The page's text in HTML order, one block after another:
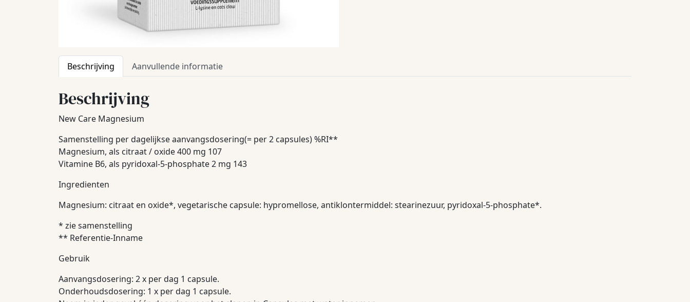
Beschrijving Aanvullende informatie
Beschrijving
New Care Magnesium
Samenstelling per dagelijkse aanvangsdosering(= per 2 capsules) %RI**
Magnesium, als citraat / oxide 400 mg 107
Vitamine B6, als pyridoxal-5-phosphate 2 mg 143
Ingredienten
Magnesium: citraat en oxide*, vegetarische capsule: hypromellose, antiklontermiddel: stearinezuur, pyridoxal-5-phosphate*.
* zie samenstelling
** Referentie-Inname
Gebruik
Aanvangsdosering: 2 x per dag 1 capsule.
Onderhoudsdosering: 1 x per dag 1 capsule.